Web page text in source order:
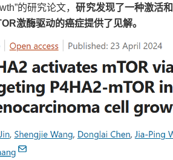
的研究论文，研究发现了一种激活
激酶驱动的癌症提供了见解。